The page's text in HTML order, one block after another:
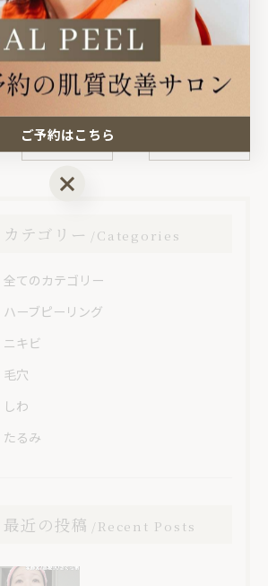
リアルな変化 #肌質改善したい
一覧に戻る
カテゴリー Categories
全てのカテゴリー
ハーブピーリング
ニキビ
毛穴
しわ
たるみ
最近の投稿 Recent Posts
ご予約はこちら
ご予約はこちら